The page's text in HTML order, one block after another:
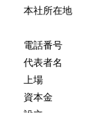
本社所在地
電話番号
代表者名
上場
資本金